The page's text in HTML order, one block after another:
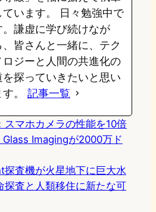
ています。 日々勉強中で
。謙虚に学び続けなが
、皆さんと一緒に、テク
ロジーと人間の共進化の
を探っていきたいと思い
す。 記事一覧
スマホカメラの性能を10倍
Glass Imagingが2000万ド
探査機が火星地下に巨大水
探査と人類移住に新たな可